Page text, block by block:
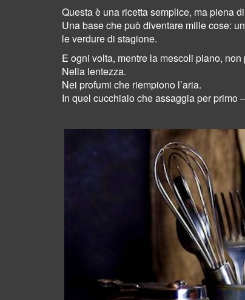
Questa è una ricetta semplice, ma piena
Una base che può diventare mille cose:
le verdure di stagione.
E ogni volta, mentre la mescoli piano,
Nella lentezza.
Nei profumi che riempiono l’aria.
In quel cucchiaio che assaggia per primo